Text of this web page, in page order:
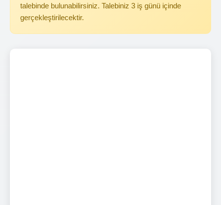
talebinde bulunabilirsiniz. Talebiniz 3 iş günü içinde
gerçekleştirilecektir.